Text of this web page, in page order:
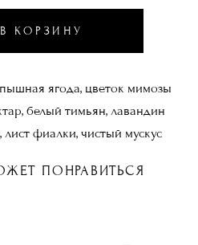
КОРЗИНУ
ягода, цветок мимозы
белый тимьян, лавандин
фиалки, чистый мускус
ПОНРАВИТЬСЯ